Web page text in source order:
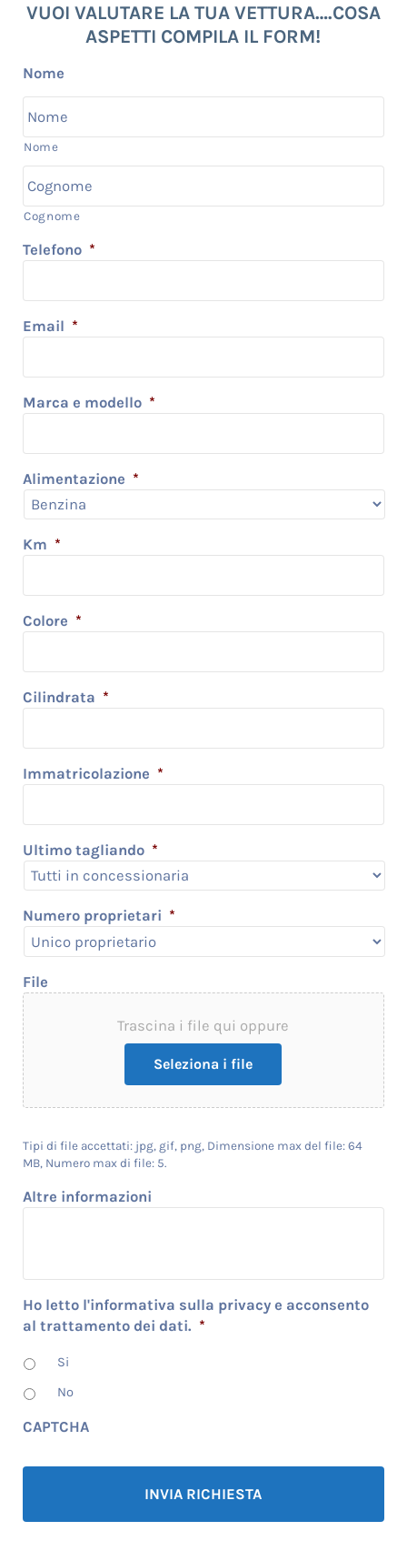
VUOI VALUTARE LA TUA VETTURA….COSA
ASPETTI COMPILA IL FORM!
Nome
Nome
Cognome
Telefono *
Email *
Marca e modello *
Alimentazione *
Km *
Colore *
Cilindrata *
Immatricolazione *
Ultimo tagliando *
Numero proprietari *
File
Trascina i file qui oppure
Seleziona i file
Tipi di file accettati: jpg, gif, png, Dimensione max del file: 64
MB, Numero max di file: 5.
Altre informazioni
Ho letto l'informativa sulla privacy e acconsento
al trattamento dei dati. *
Si
No
CAPTCHA